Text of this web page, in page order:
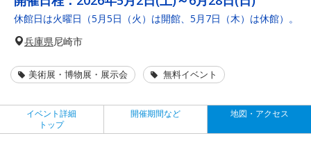
休館日は火曜日（5月5日（火）は開館、5月7日（木）は休館）。
兵庫県尼崎市
美術展・博物展・展示会 無料イベント
イベント詳細
トップ
開催期間など 地図・アクセス